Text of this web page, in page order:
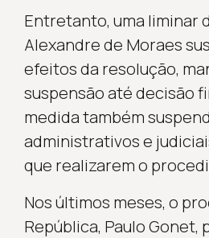
Entretanto, uma liminar
Alexandre de Moraes
efeitos da resolução,
suspensão até decisão
medida também
administrativos e
que realizarem o
Nos últimos meses, o
República, Paulo Gonet,